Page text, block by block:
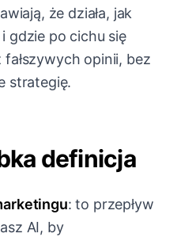
że działa, jak
gdzie po cichu się
opinii, bez
strategię.
definicja
: to przepływ
AI, by